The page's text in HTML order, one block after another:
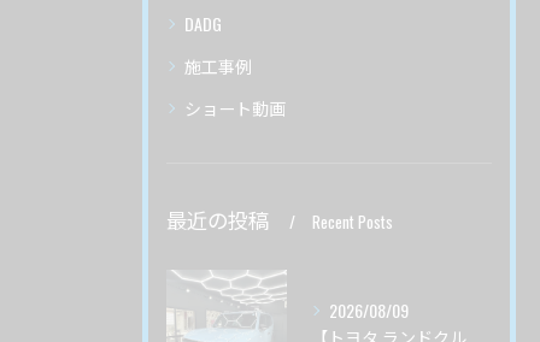
DADG
施工事例
ショート動画
最近の投稿 Recent Posts
2026/08/09